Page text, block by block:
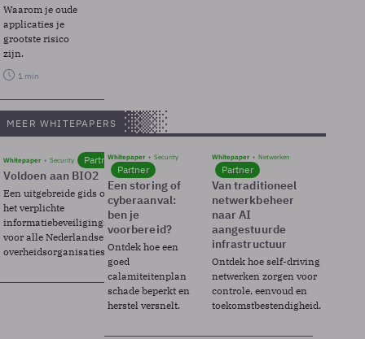
Waarom je oude
applicaties je
grootste risico
zijn.
1 min
MEER WHITEPAPERS
Whitepaper Security Partner
Voldoen aan BIO2
Een uitgebreide gids over BIO2,
het verplichte
informatiebeveiligingsframework
voor alle Nederlandse
overheidsorganisaties.
Whitepaper Security
Partner
Een storing of
cyberaanval:
ben je
voorbereid?
Ontdek hoe een
goed
calamiteitenplan
schade beperkt en
herstel versnelt.
Whitepaper Netwerken
Partner
Van traditioneel
netwerkbeheer
naar AI
aangestuurde
infrastructuur
Ontdek hoe self-driving
netwerken zorgen voor
controle, eenvoud en
toekomstbestendigheid.